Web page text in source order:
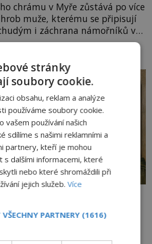
chrámu v Myře zůstává po více
muže, kterému se připisují
i záchrana námořníků v
rok 1087 a klidné místo
otevírá hrob svatého
jeho ostatky přes moře do Bari.
před nebezpečím, nebo
světců? Relikvie,
a dodnes budí
6.8.2026 2.6TIS
stránky
soubory cookie.
obsahu, reklam a analýze
používáme soubory cookie.
vašem používání našich
sdílíme s našimi reklamními a
partnery, kteří je mohou
s dalšími informacemi, které
nebo které shromáždili při
jejich služeb.Více
PARTNERY (1616)